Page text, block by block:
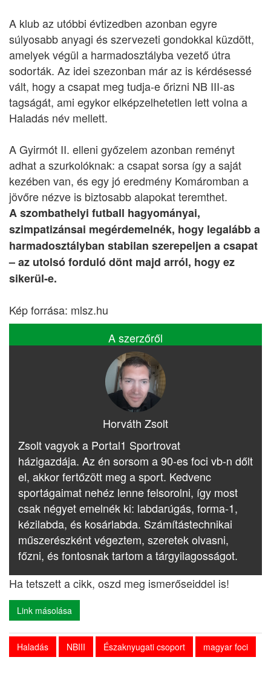
A klub az utóbbi évtizedben azonban egyre
súlyosabb anyagi és szervezeti gondokkal küzdött,
amelyek végül a harmadosztályba vezető útra
sodorták. Az idei szezonban már az is kérdésessé
vált, hogy a csapat meg tudja-e őrizni NB III-as
tagságát, ami egykor elképzelhetetlen lett volna a
Haladás név mellett.
A Gyirmót II. elleni győzelem azonban reményt
adhat a szurkolóknak: a csapat sorsa így a saját
kezében van, és egy jó eredmény Komáromban a
jövőre nézve is biztosabb alapokat teremthet.
A szombathelyi futball hagyományai,
szimpatizánsai megérdemelnék, hogy legalább a
harmadosztályban stabilan szerepeljen a csapat
– az utolsó forduló dönt majd arról, hogy ez
sikerül-e.
Kép forrása: mlsz.hu
A szerzőről
Horváth Zsolt
Zsolt vagyok a Portal1 Sportrovat
házigazdája. Az én sorsom a 90-es foci vb-n dőlt
el, akkor fertőzött meg a sport. Kedvenc
sportágaimat nehéz lenne felsorolni, így most
csak négyet emelnék ki: labdarúgás, forma-1,
kézilabda, és kosárlabda. Számítástechnikai
műszerészként végeztem, szeretek olvasni,
főzni, és fontosnak tartom a tárgyilagosságot.
Ha tetszett a cikk, oszd meg ismerőseiddel is!
Link másolása
Haladás NBIII Északnyugati csoport magyar foci